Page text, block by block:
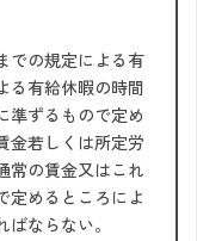
の規定による有
る有給休暇の時間
準ずるもので定め
金若しくは所定労
常の賃金又はこれ
定めるところによ
ならない。